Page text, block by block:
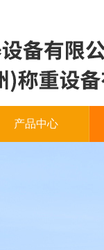
产品中心